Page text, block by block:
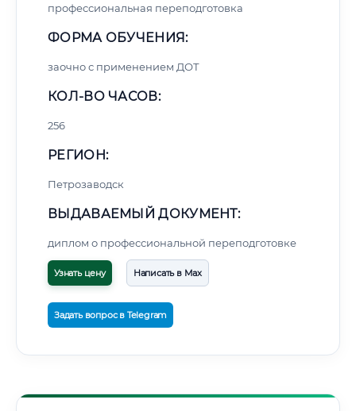
профессиональная переподготовка
ФОРМА ОБУЧЕНИЯ:
заочно с применением ДОТ
КОЛ-ВО ЧАСОВ:
256
РЕГИОН:
Петрозаводск
ВЫДАВАЕМЫЙ ДОКУМЕНТ:
диплом о профессиональной переподготовке
Узнать цену Написать в Max
Задать вопрос в Telegram